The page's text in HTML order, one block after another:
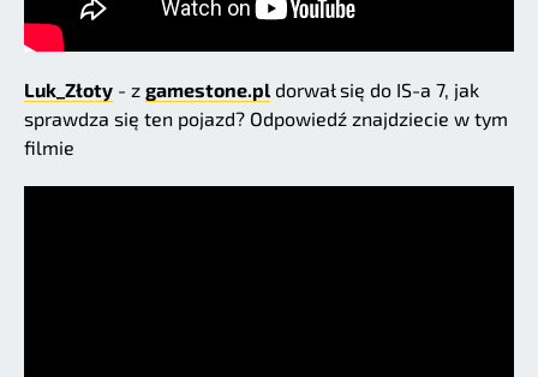
Luk_Złoty - z gamestone.pl dorwał się do IS-a 7, jak
sprawdza się ten pojazd? Odpowiedź znajdziecie w tym
filmie